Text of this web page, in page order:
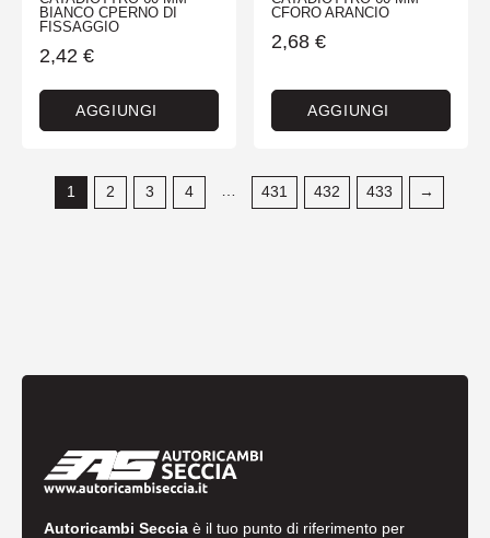
BIANCO CPERNO DI
FISSAGGIO
2,42 €
AGGIUNGI
CFORO ARANCIO
2,68 €
AGGIUNGI
1 2 3 4 … 431 432 433 →
Autoricambi Seccia è il tuo punto di riferimento per